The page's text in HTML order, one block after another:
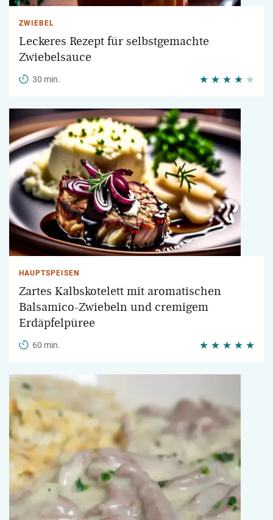
ZWIEBEL
Leckeres Rezept für selbstgemachte
Zwiebelsauce
30 min.
HAUPTSPEISEN
Zartes Kalbskotelett mit aromatischen
Balsamico-Zwiebeln und cremigem
Erdäpfelpüree
60 min.